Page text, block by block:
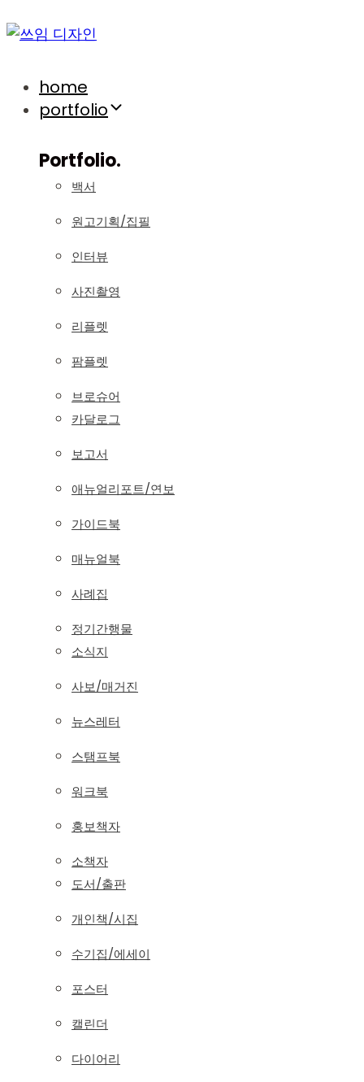
links
to
navigation
Skip
content
home
portfolio
Portfolio.
백서
원고기획/집필
인터뷰
사진촬영
리플렛
팜플렛
브로슈어
카달로그
보고서
애뉴얼리포트/연보
가이드북
매뉴얼북
사례집
정기간행물
소식지
사보/매거진
뉴스레터
스탬프북
워크북
홍보책자
소책자
도서/출판
개인책/시집
수기집/에세이
포스터
캘린더
다이어리